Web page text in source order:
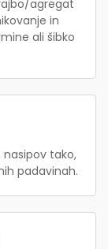
agregat
in
ali šibko
tako,
padavinah.